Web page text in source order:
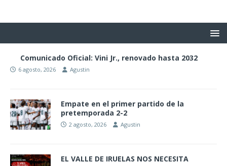
Comunicado Oficial: Vini Jr., renovado hasta 2032
6 agosto, 2026 Agustin
Empate en el primer partido de la
pretemporada 2-2
2 agosto, 2026 Agustin
EL VALLE DE IRUELAS NOS NECESITA